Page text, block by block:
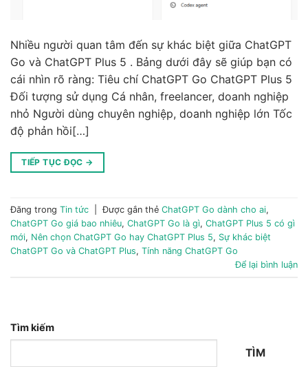
Nhiều người quan tâm đến sự khác biệt giữa ChatGPT
Go và ChatGPT Plus 5 . Bảng dưới đây sẽ giúp bạn có
cái nhìn rõ ràng: Tiêu chí ChatGPT Go ChatGPT Plus 5
Đối tượng sử dụng Cá nhân, freelancer, doanh nghiệp
nhỏ Người dùng chuyên nghiệp, doanh nghiệp lớn Tốc
độ phản hồi[…]
TIẾP TỤC ĐỌC →
Đăng trong Tin tức Được gắn thẻ ChatGPT Go dành cho ai,
ChatGPT Go giá bao nhiêu, ChatGPT Go là gì, ChatGPT Plus 5 có gì
mới, Nên chọn ChatGPT Go hay ChatGPT Plus 5, Sự khác biệt
ChatGPT Go và ChatGPT Plus, Tính năng ChatGPT Go
Để lại bình luận
Tìm kiếm
TÌM